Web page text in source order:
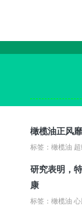
橄榄油正风
标签：橄榄油
研究表明，
康
标签：橄榄油